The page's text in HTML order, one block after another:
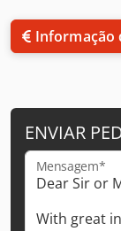
Informação
ENVIAR
Mensagem*